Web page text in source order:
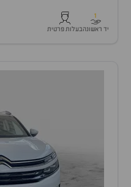
1
יד ראשונהבעלות פרטית